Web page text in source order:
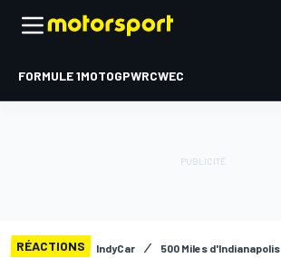
FORMULE 1MOTOGPWRCWEC
RÉACTIONS IndyCar 500 Miles d'Indianapolis